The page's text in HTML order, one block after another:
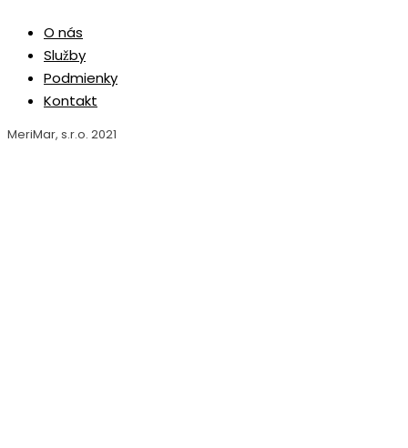
O nás
Služby
Podmienky
Kontakt
MeriMar, s.r.o. 2021